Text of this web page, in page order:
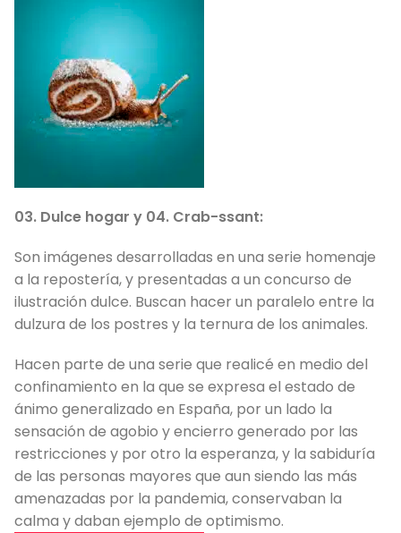
03. Dulce hogar y 04. Crab-ssant:
Son imágenes desarrolladas en una serie homenaje
a la repostería, y presentadas a un concurso de
ilustración dulce. Buscan hacer un paralelo entre la
dulzura de los postres y la ternura de los animales.
Hacen parte de una serie que realicé en medio del
confinamiento en la que se expresa el estado de
ánimo generalizado en España, por un lado la
sensación de agobio y encierro generado por las
restricciones y por otro la esperanza, y la sabiduría
de las personas mayores que aun siendo las más
amenazadas por la pandemia, conservaban la
calma y daban ejemplo de optimismo.